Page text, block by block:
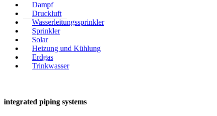
Dampf
Druckluft
Wasserleitungssprinkler
Sprinkler
Solar
Heizung und Kühlung
Erdgas
Trinkwasser
integrated piping systems